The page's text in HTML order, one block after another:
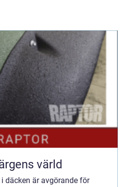
värld
däcken är avgörande för